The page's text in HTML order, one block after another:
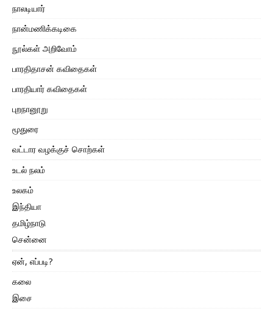
நாலடியார்
நான்மணிக்கடிகை
நூல்கள் அறிவோம்
பாரதிதாசன் கவிதைகள்
பாரதியார் கவிதைகள்
புறநானூறு
மூதுரை
வட்டார வழக்குச் சொற்கள்
உடல் நலம்
உலகம்
இந்தியா
தமிழ்நாடு
சென்னை
ஏன், எப்படி?
கலை
இசை